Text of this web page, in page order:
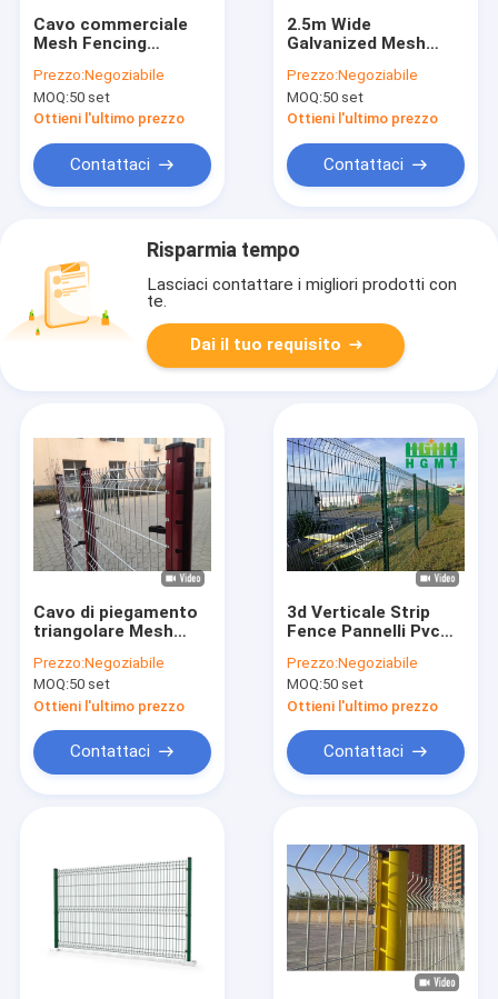
Cavo commerciale
Mesh Fencing
forma di v di
sicurezza 3D
Prezzo:Negoziabile
MOQ:50 set
Ottieni l'ultimo prezzo
Contattaci
2.5m Wide
Galvanized Mesh
rivestito in polvere
OHSAS
Prezzo:Negoziabile
MOQ:50 set
Ottieni l'ultimo prezzo
Contattaci
Risparmia tempo
Lasciaci contattare i migliori prodotti con
te.
Dai il tuo requisito
Cavo di piegamento
triangolare Mesh
Powder Coating
Prezzo:Negoziabile
MOQ:50 set
Ottieni l'ultimo prezzo
Contattaci
3d Verticale Strip
Fence Pannelli Pvc
Mesh Fence Flange
Prezzo:Negoziabile
MOQ:50 set
Ottieni l'ultimo prezzo
Contattaci